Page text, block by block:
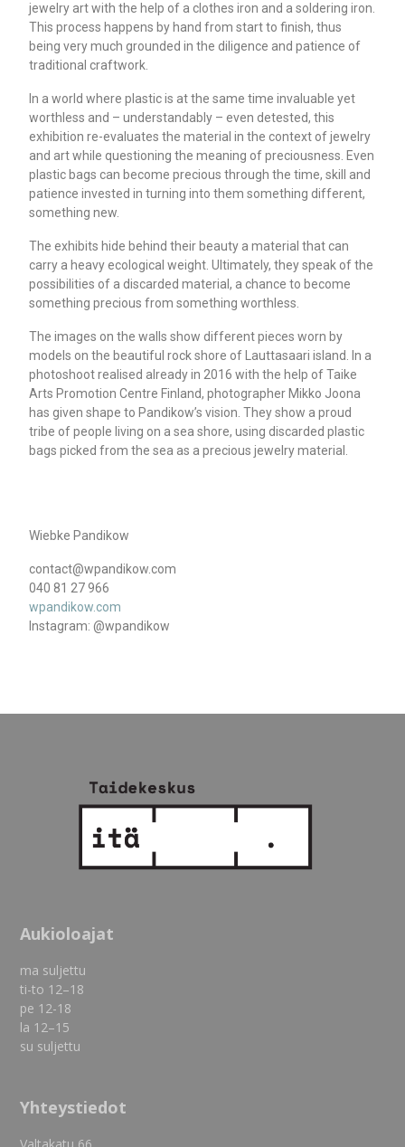
jewelry art with the help of a clothes iron and a soldering iron.
This process happens by hand from start to finish, thus
being very much grounded in the diligence and patience of
traditional craftwork.
In a world where plastic is at the same time invaluable yet
worthless and – understandably – even detested, this
exhibition re-evaluates the material in the context of jewelry
and art while questioning the meaning of preciousness. Even
plastic bags can become precious through the time, skill and
patience invested in turning into them something different,
something new.
The exhibits hide behind their beauty a material that can
carry a heavy ecological weight. Ultimately, they speak of the
possibilities of a discarded material, a chance to become
something precious from something worthless.
The images on the walls show different pieces worn by
models on the beautiful rock shore of Lauttasaari island. In a
photoshoot realised already in 2016 with the help of Taike
Arts Promotion Centre Finland, photographer Mikko Joona
has given shape to Pandikow’s vision. They show a proud
tribe of people living on a sea shore, using discarded plastic
bags picked from the sea as a precious jewelry material.
Wiebke Pandikow
contact@wpandikow.com
040 81 27 966
wpandikow.com
Instagram: @wpandikow
Aukioloajat
ma suljettu
ti-to 12–18
pe 12-18
la 12–15
su suljettu
Yhteystiedot